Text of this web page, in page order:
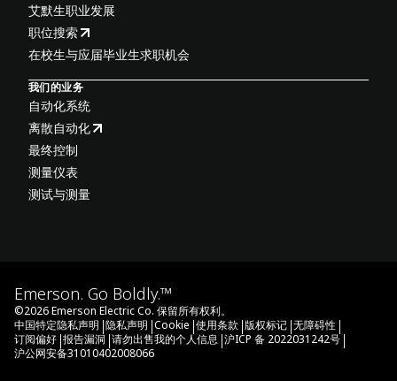
艾默生职业发展
职位搜索
在校生与应届毕业生求职机会
我们的业务
自动化系统
离散自动化
最终控制
测量仪表
测试与测量
Emerson. Go Boldly.™
©2026Emerson Electric Co. 保留所有权利。
中国特定隐私声明 |隐私声明 |Cookie |使用条款 |版权标记 |无障碍性 |
订阅偏好 |报告漏洞 |请勿出售我的个人信息 |沪ICP 备 2022031242号 |
沪公网安备31010402008066